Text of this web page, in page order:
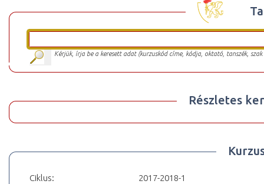
Kérjük, írja be a keresett adat (kurzuskód címe, kódja, oktató, tanszék,
Részletes
Ciklus:
2017-2018-1